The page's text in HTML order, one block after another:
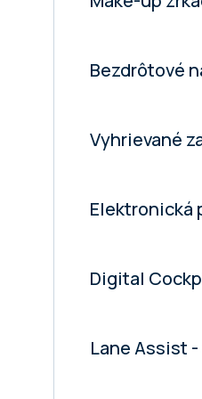
Bezdrôtové
Vyhrievané
Elektronická
Digital
Lane Assist